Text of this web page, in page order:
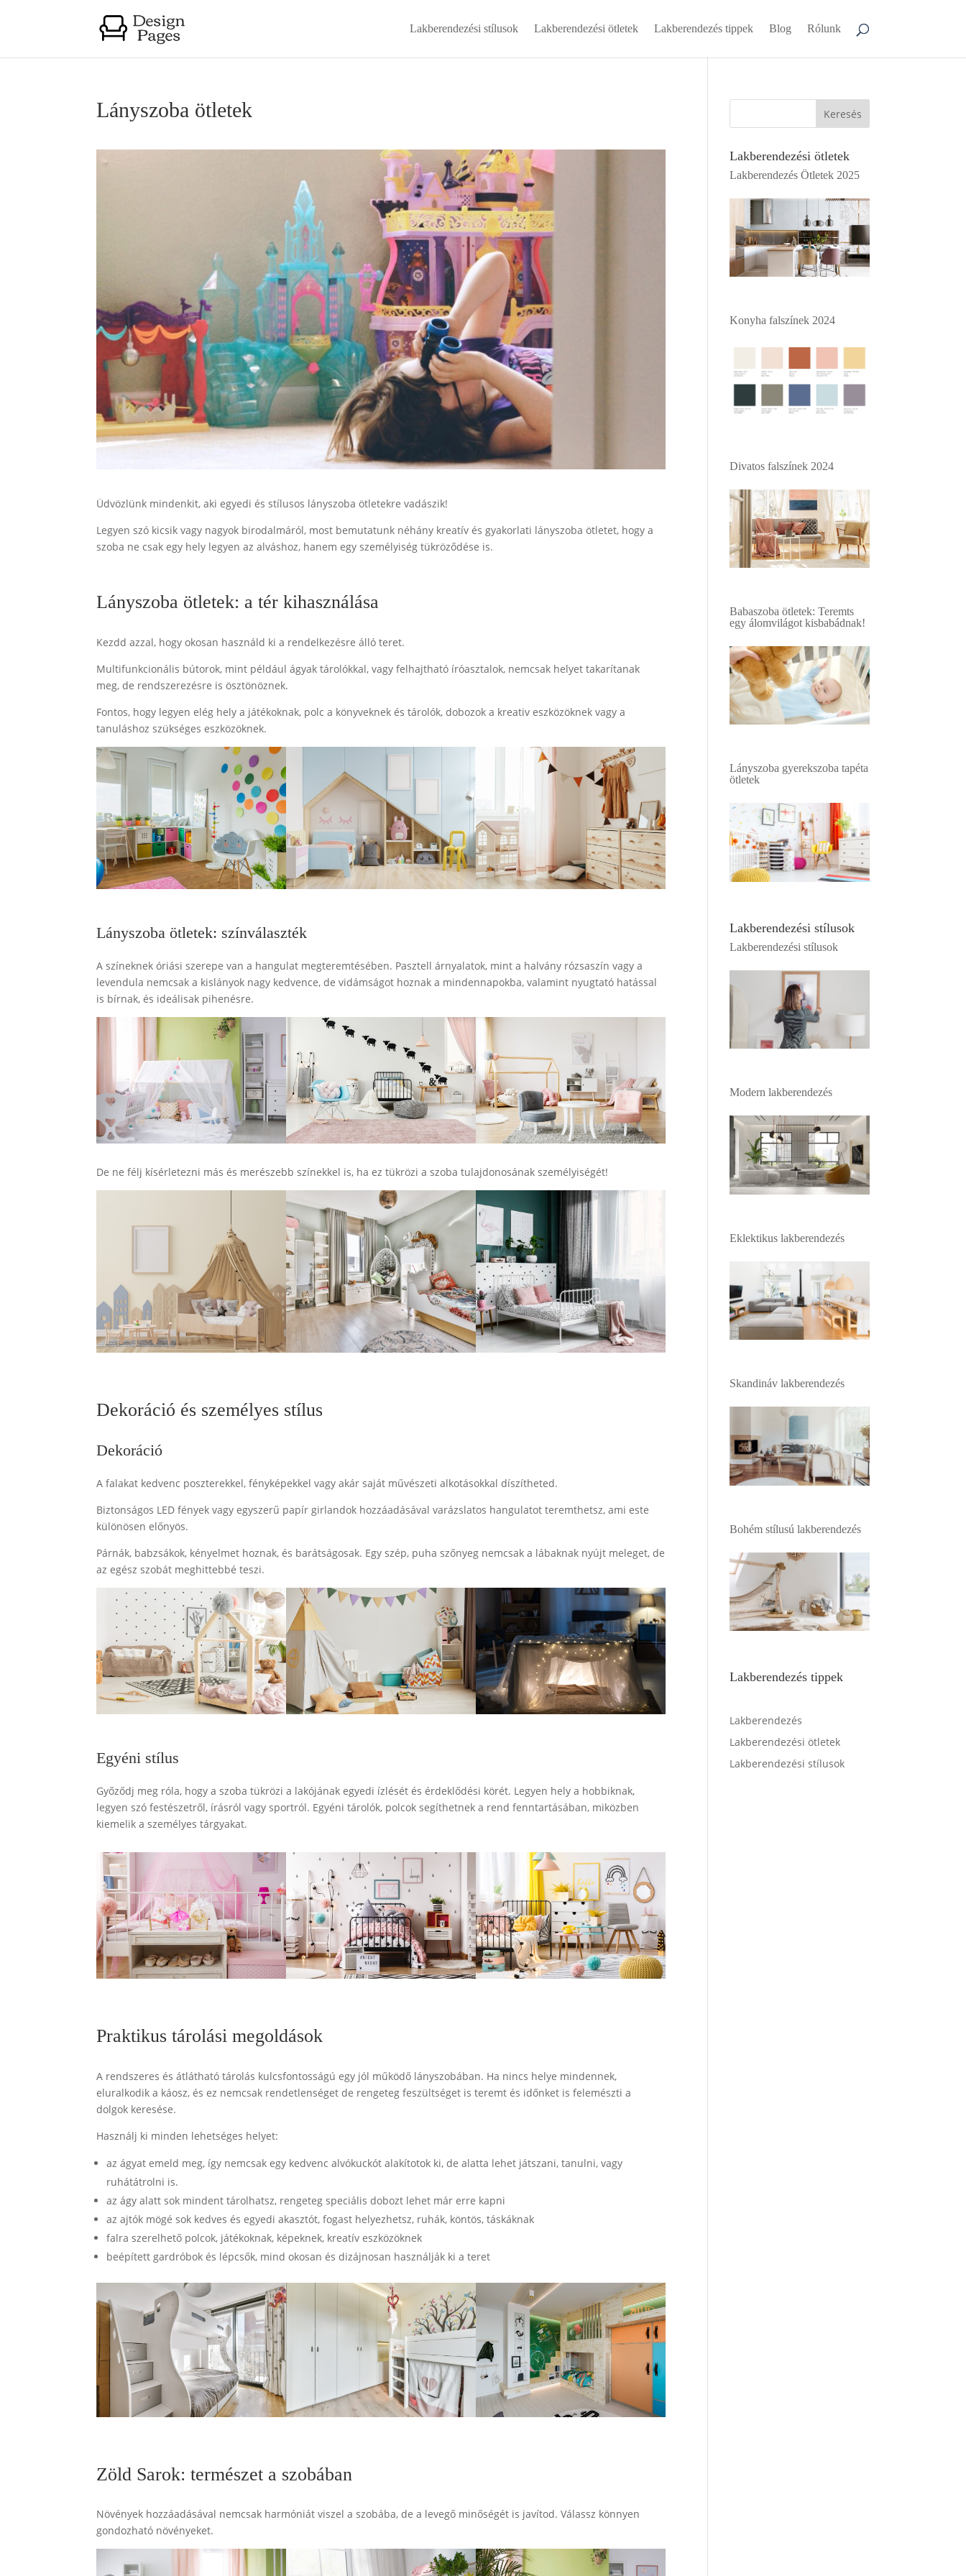
Lakberendezési stílusok Lakberendezési ötletek Lakberendezés tippek Blog Rólunk
Lányszoba ötletek
Üdvözlünk mindenkit, aki egyedi és stílusos lányszoba ötletekre vadászik!
Legyen szó kicsik vagy nagyok birodalmáról, most bemutatunk néhány kreatív és gyakorlati lányszoba ötletet, hogy a
szoba ne csak egy hely legyen az alváshoz, hanem egy személyiség tükröződése is.
Lányszoba ötletek: a tér kihasználása
Kezdd azzal, hogy okosan használd ki a rendelkezésre álló teret.
Multifunkcionális bútorok, mint például ágyak tárolókkal, vagy felhajtható íróasztalok, nemcsak helyet takarítanak
meg, de rendszerezésre is ösztönöznek.
Fontos, hogy legyen elég hely a játékoknak, polc a könyveknek és tárolók, dobozok a kreativ eszközöknek vagy a
tanuláshoz szükséges eszközöknek.
Lányszoba ötletek: színválaszték
A színeknek óriási szerepe van a hangulat megteremtésében. Pasztell árnyalatok, mint a halvány rózsaszín vagy a
levendula nemcsak a kislányok nagy kedvence, de vidámságot hoznak a mindennapokba, valamint nyugtató hatással
is bírnak, és ideálisak pihenésre.
De ne félj kísérletezni más és merészebb színekkel is, ha ez tükrözi a szoba tulajdonosának személyiségét!
Dekoráció és személyes stílus
Dekoráció
A falakat kedvenc poszterekkel, fényképekkel vagy akár saját művészeti alkotásokkal díszítheted.
Biztonságos LED fények vagy egyszerű papír girlandok hozzáadásával varázslatos hangulatot teremthetsz, ami este
különösen előnyös.
Párnák, babzsákok, kényelmet hoznak, és barátságosak. Egy szép, puha szőnyeg nemcsak a lábaknak nyújt meleget, de
az egész szobát meghittebbé teszi.
Egyéni stílus
Győződj meg róla, hogy a szoba tükrözi a lakójának egyedi ízlését és érdeklődési körét. Legyen hely a hobbiknak,
legyen szó festészetről, írásról vagy sportról. Egyéni tárolók, polcok segíthetnek a rend fenntartásában, miközben
kiemelik a személyes tárgyakat.
Praktikus tárolási megoldások
A rendszeres és átlátható tárolás kulcsfontosságú egy jól működő lányszobában. Ha nincs helye mindennek,
eluralkodik a káosz, és ez nemcsak rendetlenséget de rengeteg feszültséget is teremt és időnket is felemészti a
dolgok keresése.
Használj ki minden lehetséges helyet:
az ágyat emeld meg, így nemcsak egy kedvenc alvókuckót alakítotok ki, de alatta lehet játszani, tanulni, vagy
ruhátátrolni is.
az ágy alatt sok mindent tárolhatsz, rengeteg speciális dobozt lehet már erre kapni
az ajtók mögé sok kedves és egyedi akasztót, fogast helyezhetsz, ruhák, köntös, táskáknak
falra szerelhető polcok, játékoknak, képeknek, kreatív eszközöknek
beépített gardróbok és lépcsők, mind okosan és dizájnosan használják ki a teret
Zöld Sarok: természet a szobában
Növények hozzáadásával nemcsak harmóniát viszel a szobába, de a levegő minőségét is javítod. Válassz könnyen
gondozható növényeket.
Keresés
Lakberendezési ötletek
Lakberendezés Ötletek 2025
Konyha falszínek 2024
Divatos falszínek 2024
Babaszoba ötletek: Teremts
egy álomvilágot kisbabádnak!
Lányszoba gyerekszoba tapéta
ötletek
Lakberendezési stílusok
Lakberendezési stílusok
Modern lakberendezés
Eklektikus lakberendezés
Skandináv lakberendezés
Bohém stílusú lakberendezés
Lakberendezés tippek
Lakberendezés
Lakberendezési ötletek
Lakberendezési stílusok